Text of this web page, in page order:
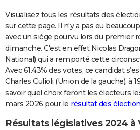
Carte de Noël
Carte Bonne année
Carte Saint-Valentin
Carte Pâques
Carte d'anniversaire
DICTIONNAIRE
Dictionnaire
Biographies
Citations
Expressions
Proverbes
PROGRAMME TV
COPAINS D'AVANT
S'inscrire
Se connecter
Lycées
Collèges
Primaires
Universités
Entreprises
Service militaire
Avis de recherche
AVIS DE DÉCÈS
Visualisez tous les résultats des
sur cette page. Il n'y a pas eu
avec un siège pourvu lors du premier
dimanche. C'est en effet Nicolas
National) qui a remporté cette
Avec 61.43% des votes, ce candidat
Charles Culioli (Union de la gauche), à
savoir quel choix feront les électeurs
mars 2026 pour le résultat des
Résultats législatives 2024 à